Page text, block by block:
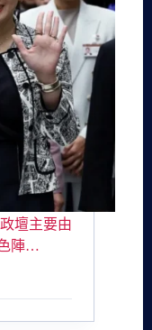
壇主要由
陣…